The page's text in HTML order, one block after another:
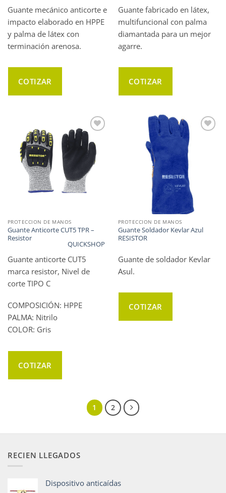
Guante mecánico anticorte e
impacto elaborado en HPPE
y palma de látex con
terminación arenosa.
COTIZAR
Guante fabricado en látex,
multifuncional con palma
diamantada para un mejor
agarre.
COTIZAR
WISHLIST
PROTECCION DE MANOS
Guante Anticorte CUT5 TPR –
Resistor
Guante anticorte CUT5
marca resistor, Nivel de
corte TIPO C
COMPOSICIÓN: HPPE
PALMA: Nitrilo
COLOR: Gris
COTIZAR
WISHLIST
PROTECCION DE MANOS
Guante Soldador Kevlar Azul
RESISTOR
QUICKSHOP
Guante de soldador Kevlar
Asul.
COTIZAR
1 2
RECIEN LLEGADOS
Dispositivo anticaídas